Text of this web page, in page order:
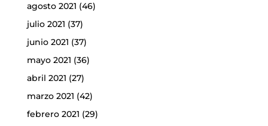
agosto 2021 (46)
julio 2021 (37)
junio 2021 (37)
mayo 2021 (36)
abril 2021 (27)
marzo 2021 (42)
febrero 2021 (29)